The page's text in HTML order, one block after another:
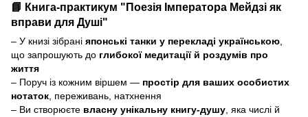
📘 Книга-практикум "Поезія Імператора Мейдзі як
вправи для Душі"
– У книзі зібрані японські танки у перекладі українською,
що запрошують до глибокої медитації й роздумів про
життя
– Поруч із кожним віршем — простір для ваших особистих
нотаток, переживань, натхнення
– Ви створюєте власну унікальну книгу-душу, яка числі й